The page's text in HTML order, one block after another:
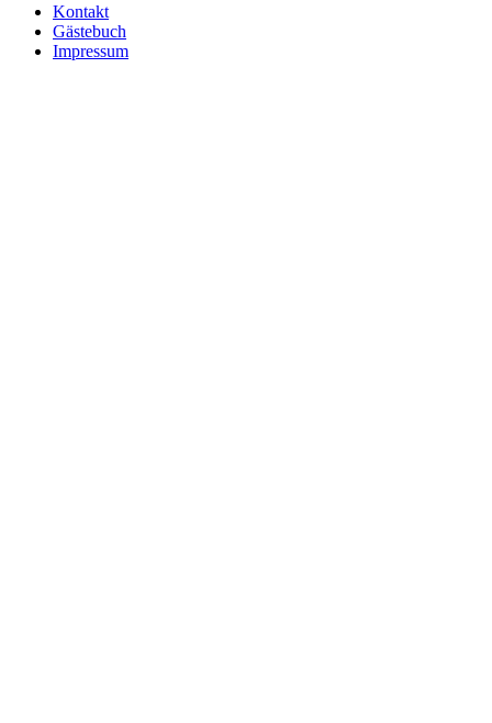
Kontakt
Gästebuch
Impressum